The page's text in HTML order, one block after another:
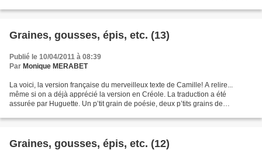
Graines, gousses, épis, etc. (13)
Publié le 10/04/2011 à 08:39
Par Monique MERABET
La voici, la version française du merveilleux texte de Camille! A relire...
même si on a déjà apprécié la version en Créole. La traduction a été
assurée par Huguette. Un p’tit grain de poésie, deux p’tits grains de
Graines, gousses, épis, etc. (12)